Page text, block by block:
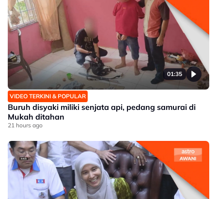
01:35
VIDEO TERKINI & POPULAR
Buruh disyaki miliki senjata api, pedang samurai di
Mukah ditahan
21 hours ago